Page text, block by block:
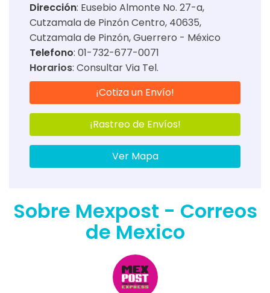
Dirección: Eusebio Almonte No. 27-a,
Cutzamala de Pinzón Centro, 40635,
Cutzamala de Pinzón, Guerrero - México
Telefono: 01-732-677-0071
Horarios: Consultar Via Tel.
¡Cotiza un Envío!
¡Rastreo de Envíos!
Ver Mapa
Sobre Mexpost - Correos
de Mexico